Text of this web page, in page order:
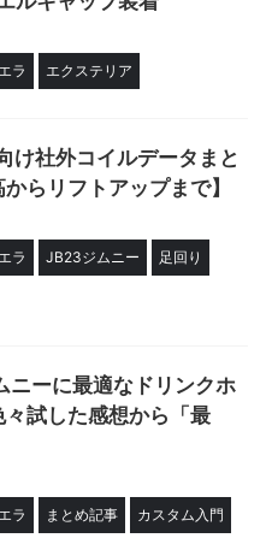
ラ エクステリア
社外コイルデータまと
らリフトアップまで】
ラ JB23ジムニー 足回り
ーに最適なドリンクホ
々試した感想から「最
ラ まとめ記事 カスタム入門